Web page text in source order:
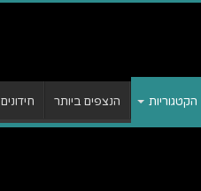
הקטגוריות הנצפים ביותר חידונים